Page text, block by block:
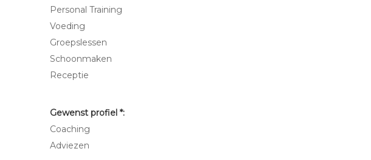
Personal Training
Voeding
Groepslessen
Schoonmaken
Receptie
Gewenst profiel *:
Coaching
Adviezen